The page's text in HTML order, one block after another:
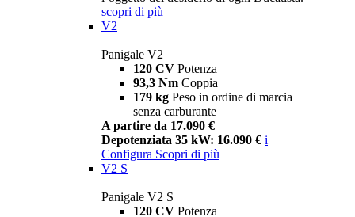
scopri di più
V2
Panigale V2
120 CV Potenza
93,3 Nm Coppia
179 kg Peso in ordine di marcia
senza carburante
A partire da 17.090 €
Depotenziata 35 kW: 16.090 € i
Configura Scopri di più
V2 S
Panigale V2 S
120 CV Potenza